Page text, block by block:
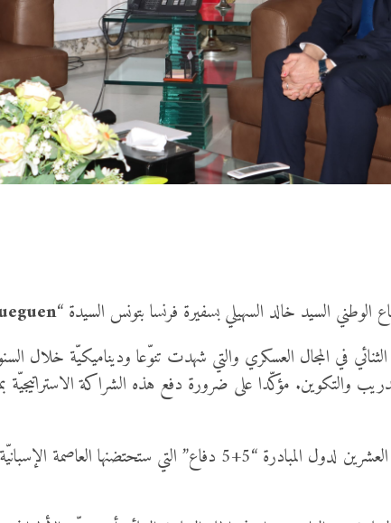
الوطني السيد خالد السهيلي بسفيرة فرنسا بتونس السيدة “
في المجال العسكري والتي شهدت تنوّعا وديناميكيّة خلال
كما تمّ بالمناسبة التطرّق إلى المشاركة في فعاليّات الاجتماع